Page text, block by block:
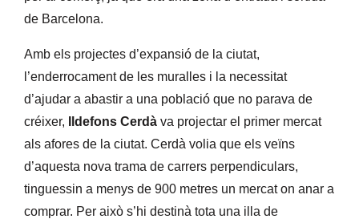
de Barcelona.
Amb els projectes d’expansió de la ciutat,
l’enderrocament de les muralles i la necessitat
d’ajudar a abastir a una població que no parava de
créixer,
Ildefons Cerdà va projectar el primer mercat
als afores de la ciutat. Cerdà volia que els veïns
d’aquesta nova trama de carrers perpendiculars,
tinguessin a menys de 900 metres un mercat on anar a
comprar. Per això s’hi destinà tota una illa de